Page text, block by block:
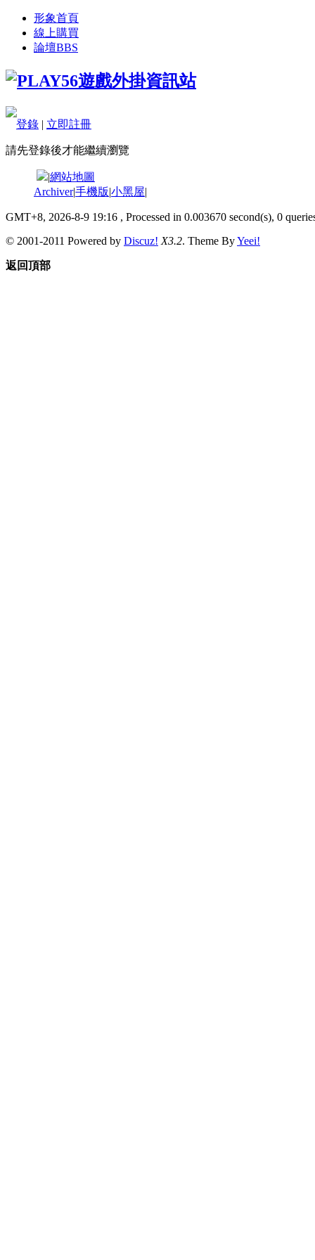
形象首頁
線上購買
論壇BBS
登錄 | 立即註冊
請先登錄後才能繼續瀏覽
|網站地圖
Archiver|手機版|小黑屋|
GMT+8, 2026-8-9 19:16 , Processed in 0.003670 second(s), 0
© 2001-2011 Powered by Discuz! X3.2. Theme ByYeei!
返回頂部